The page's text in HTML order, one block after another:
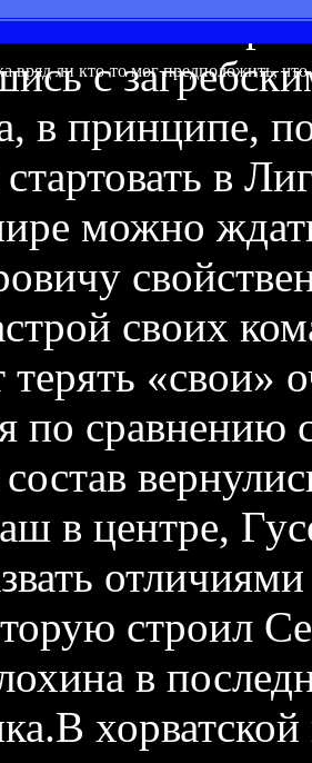
вряд ли кто-то мог предположить,
нового
с
в принципе,
в
можно
своих
терять «свои»
по сравнению
в центре,
строил
в